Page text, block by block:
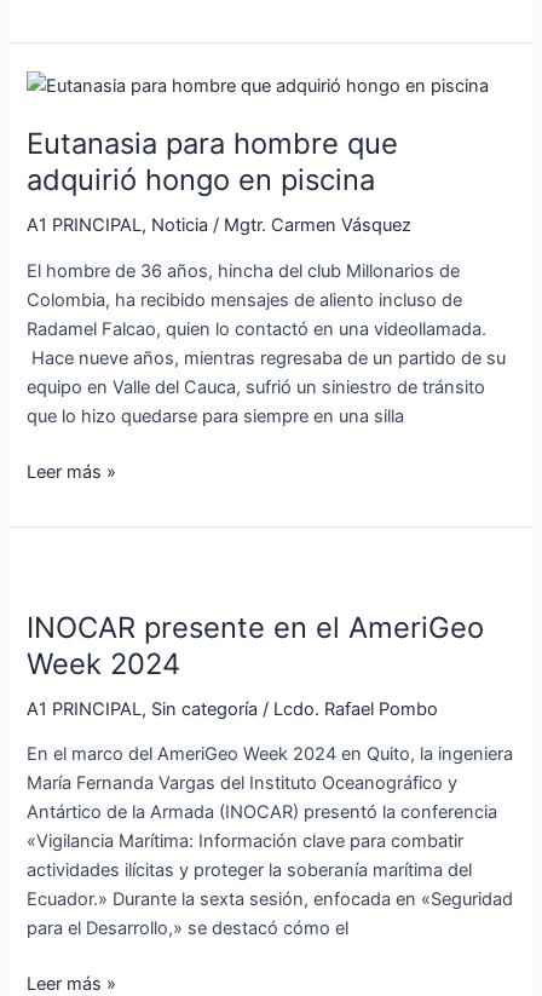
Eutanasia para hombre que
adquirió hongo en piscina
A1 PRINCIPAL, Noticia / Mgtr. Carmen Vásquez
El hombre de 36 años, hincha del club Millonarios de
Colombia, ha recibido mensajes de aliento incluso de
Radamel Falcao, quien lo contactó en una videollamada.
Hace nueve años, mientras regresaba de un partido de su
equipo en Valle del Cauca, sufrió un siniestro de tránsito
que lo hizo quedarse para siempre en una silla
Eutanasia
hombre
que
adquirió
hongo
Leer más »
INOCAR presente en el AmeriGeo
Week 2024
A1 PRINCIPAL, Sin categoría / Lcdo. Rafael Pombo
En el marco del AmeriGeo Week 2024 en Quito, la ingeniera
María Fernanda Vargas del Instituto Oceanográfico y
Antártico de la Armada (INOCAR) presentó la conferencia
«Vigilancia Marítima: Información clave para combatir
actividades ilícitas y proteger la soberanía marítima del
Ecuador.» Durante la sexta sesión, enfocada en «Seguridad
para el Desarrollo,» se destacó cómo el
en
el
Week
2024
Leer más »